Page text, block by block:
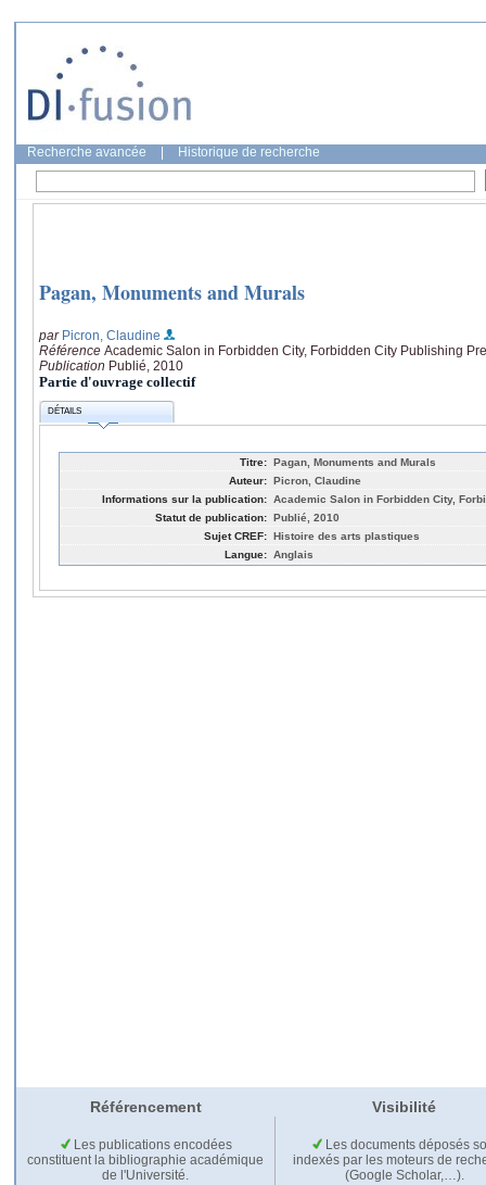
Recherche avancée Historique de recherche
Pagan, Monuments and Murals
par Picron, Claudine
Référence Academic Salon in Forbidden City, Forbidden City Publishing
Publication Publié, 2010
Partie d'ouvrage collectif
DÉTAILS
Titre: Pagan, Monuments and Murals
Auteur: Picron, Claudine
Informations sur la publication: Academic Salon in Forbidden City,
Statut de publication: Publié, 2010
Sujet CREF: Histoire des arts plastiques
Langue: Anglais
Référencement Visibilité
Les publications encodées
constituent la bibliographie académique
de l'Université.
Les documents déposés
indexés par les moteurs de
(Google Scholar,…).